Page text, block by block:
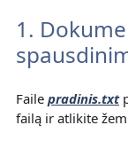
1.
Faile pradinis.txt
failą ir atlikite